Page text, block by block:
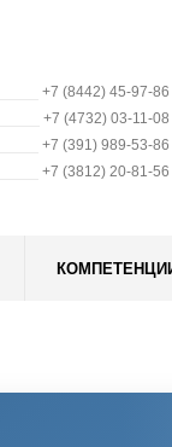
+7 (8442) 45-97-86
+7 (4732) 03-11-08
+7 (391) 989-53-86
+7 (3812) 20-81-56